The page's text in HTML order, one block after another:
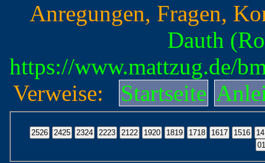
Anregungen, Fragen,
Dauth
https://www.mattzug.de/
Verweise:
Startseite